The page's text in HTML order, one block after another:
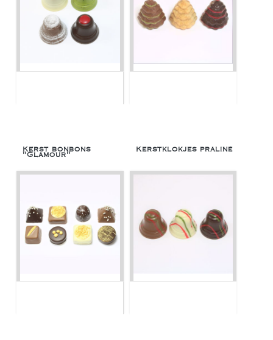
Kerst bonbons
"Glamour"
Kerstklokjes praliné